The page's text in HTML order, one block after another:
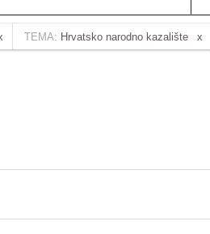
TEMA: Hrvatsko narodno kazalište